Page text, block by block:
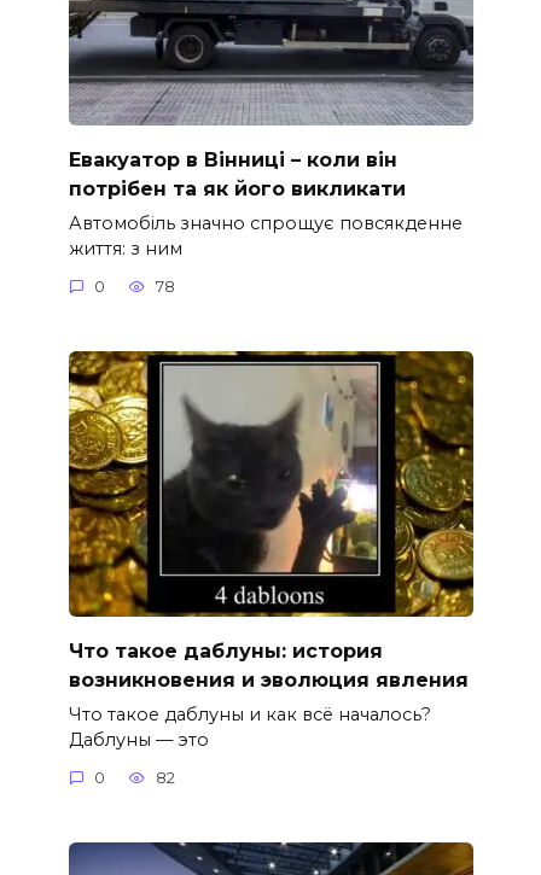
Евакуатор в Вінниці – коли він
потрібен та як його викликати
Автомобіль значно спрощує повсякденне
життя: з ним
0 78
Что такое даблуны: история
возникновения и эволюция явления
Что такое даблуны и как всё началось?
Даблуны — это
0 82